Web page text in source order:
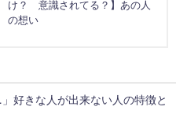
け？ 意識されてる？】あの人
の想い
好きな人が出来ない人の特徴と